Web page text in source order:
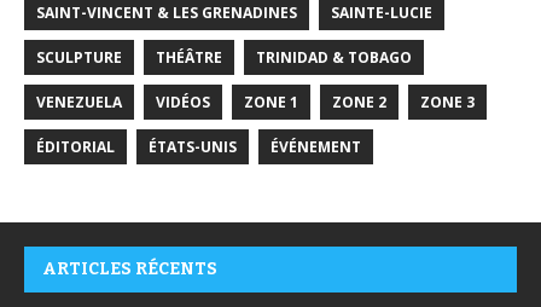
SAINT-VINCENT & LES GRENADINES SAINTE-LUCIE
SCULPTURE THÉÂTRE TRINIDAD & TOBAGO
VENEZUELA VIDÉOS ZONE 1 ZONE 2 ZONE 3
ÉDITORIAL ÉTATS-UNIS ÉVÉNEMENT
ARTICLES RÉCENTS